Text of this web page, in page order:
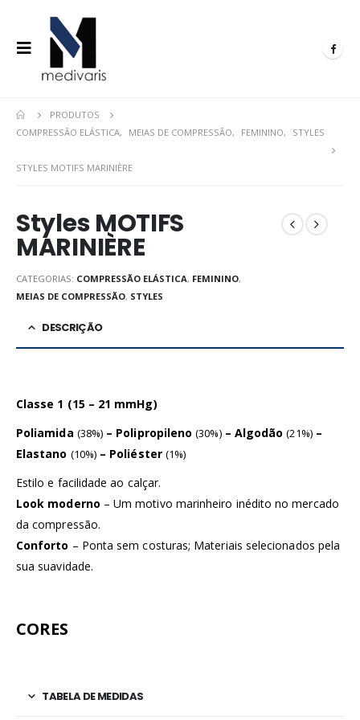
PRODUTOS
COMPRESSÃO ELÁSTICA, MEIAS DE COMPRESSÃO, FEMININO, STYLES
STYLES MOTIFS MARINIÈRE
Styles MOTIFS
MARINIÈRE
CATEGORIAS: COMPRESSÃO ELÁSTICA, FEMININO,
MEIAS DE COMPRESSÃO, STYLES
DESCRIÇÃO
Classe 1 (15 – 21 mmHg)
Poliamida (38%) – Polipropileno(30%) – Algodão(21%)–
Elastano (10%) – Poliéster (1%)
Estilo e facilidade ao calçar.
Look moderno – Um motivo marinheiro inédito no mercado
da compressão.
Conforto – Ponta sem costuras; Materiais selecionados pela
sua suavidade.
CORES
TABELA DE MEDIDAS